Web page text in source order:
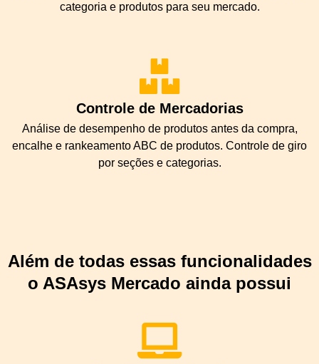
categoria e produtos para seu mercado.
Controle de Mercadorias
Análise de desempenho de produtos antes da compra,
encalhe e rankeamento ABC de produtos. Controle de giro
por seções e categorias.
Além de todas essas funcionalidades
o ASAsys Mercado ainda possui